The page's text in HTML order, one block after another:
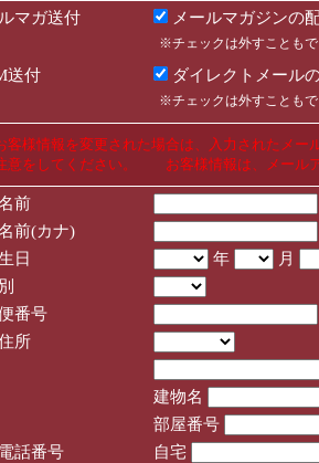
マガ送付 メールマガジンの
※チェックは外すことも
送付 ダイレクトメール
※チェックは外すことも
客様情報を変更された場合は、入力されたメ
意をしてください。 お客様情報は、メール
前
前(カナ)
日
年
月
番号
所
建物名
部屋番号
話番号
自宅